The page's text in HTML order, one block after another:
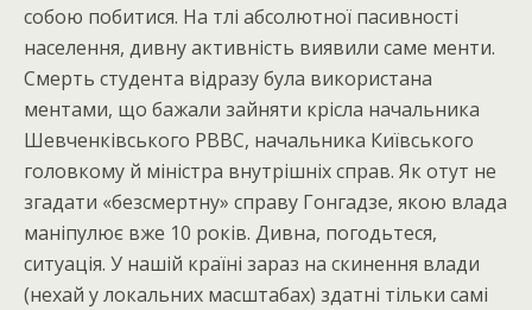
собою побитися. На тлі абсолютної пасивності
населення, дивну активність виявили саме менти.
Смерть студента відразу була використана
ментами, що бажали зайняти крісла начальника
Шевченківського РВВС, начальника Київського
головкому й міністра внутрішніх справ. Як отут не
згадати «безсмертну» справу Гонгадзе, якою влада
маніпулює вже 10 років. Дивна, погодьтеся,
ситуація. У нашій країні зараз на скинення влади
(нехай у локальних масштабах) здатні тільки самі